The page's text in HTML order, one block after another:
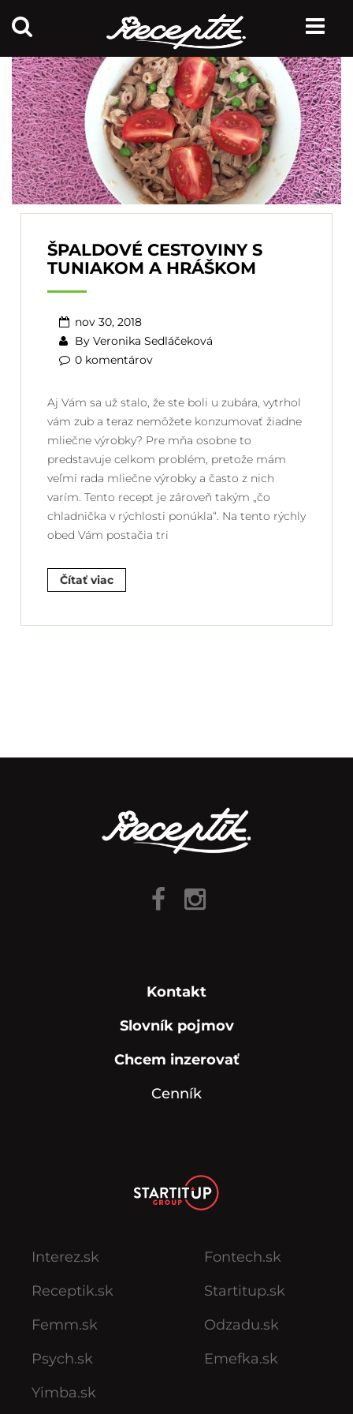
ŠPALDOVÉ CESTOVINY S
TUNIAKOM A HRÁŠKOM
nov 30, 2018
By Veronika Sedláčeková
0 komentárov
Aj Vám sa už stalo, že ste boli u zubára, vytrhol
vám zub a teraz nemôžete konzumovať žiadne
mliečne výrobky? Pre mňa osobne to
predstavuje celkom problém, pretože mám
veľmi rada mliečne výrobky a často z nich
varím. Tento recept je zároveň takým „čo
chladnička v rýchlosti ponúkla“. Na tento rýchly
obed Vám postačia tri
Čítať viac
Kontakt
Slovník pojmov
Chcem inzerovať
Cenník
Interez.sk
Receptik.sk
Femm.sk
Psych.sk
Yimba.sk
Fontech.sk
Startitup.sk
Odzadu.sk
Emefka.sk